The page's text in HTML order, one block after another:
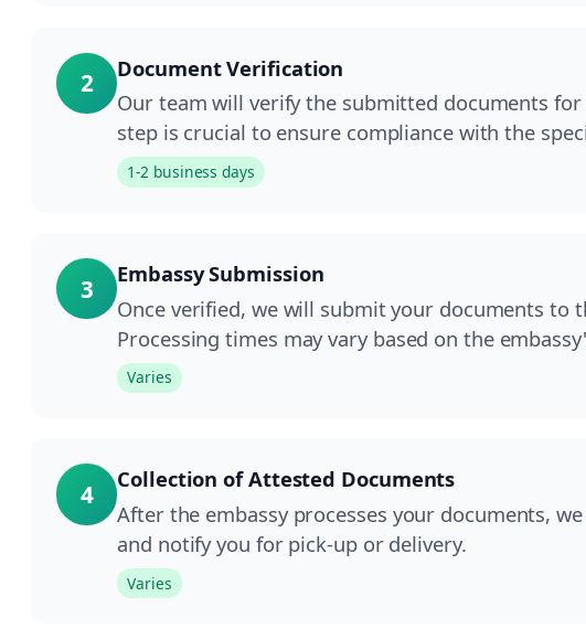
2
Document Verification
Our team will verify the submitted documents for
step is crucial to ensure compliance with the
1-2 business days
3
Embassy Submission
Once verified, we will submit your documents to
Processing times may vary based on the
Varies
4
Collection of Attested Documents
After the embassy processes your documents,
and notify you for pick-up or delivery.
Varies